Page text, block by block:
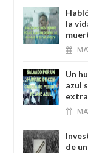
la
Un
azul
de